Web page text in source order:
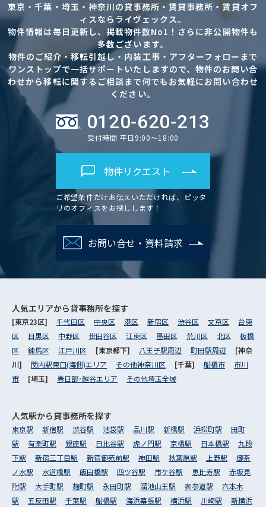
東京・千葉・埼玉・神奈川の貸事務所・賃貸事務所・賃貸オフ
ィスならライヴェックス。
物件情報は毎日更新し、掲載物件数No1！さらに非公開物件も
多数ございます。
物件のご紹介・移転引越し・内装工事・アフターフォローまで
ワンストップで一括サポートいたしますので、物件のお問い合
わせから移転に関するご相談まで何でもお気軽にお問い合わせ
ください。
0120-620-213
受付時間 平日9:00～18:00
物件リクエスト
ご希望条件だけお伝えいただければ、ピッタ
リのオフィスをお探しします！
お問い合せ・資料請求
人気エリアから貸事務所を探す
[東京23区] 千代田区 中央区 港区 新宿区 渋谷区 文京区
台東
区
目黒区 中野区 世田谷区 江東区 墨田区 荒川区 北区
板橋
区
練馬区 江戸川区 [東京都下] 八王子駅周辺 町田駅周辺
[神奈
川] 関内駅東口(海側)エリア その他神奈川区 [千葉] 船橋市
市川
市
[埼玉] 春日部･越谷エリア その他埼玉全域
人気駅から貸事務所を探す
東京駅 新宿駅 渋谷駅 池袋駅 品川駅 新橋駅 浜松町駅
田町
駅
有楽町駅 銀座駅 日比谷駅 虎ノ門駅 京橋駅 日本橋駅
九段
下駅
新宿三丁目駅 新宿御苑前駅 神田駅 秋葉原駅 上野駅
御茶
ノ水駅
水道橋駅 飯田橋駅 四ツ谷駅 市ケ谷駅 恵比寿駅
赤坂見
附駅
大手町駅 麹町駅 永田町駅 溜池山王駅 表参道駅
六本木
駅
五反田駅 千葉駅 船橋駅 海浜幕張駅 横浜駅 川崎駅 新横浜